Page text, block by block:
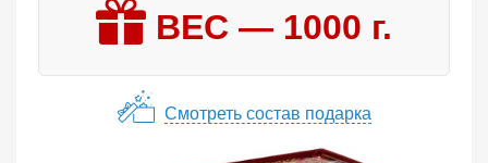
ВЕС — 1000 г.
Смотреть состав подарка